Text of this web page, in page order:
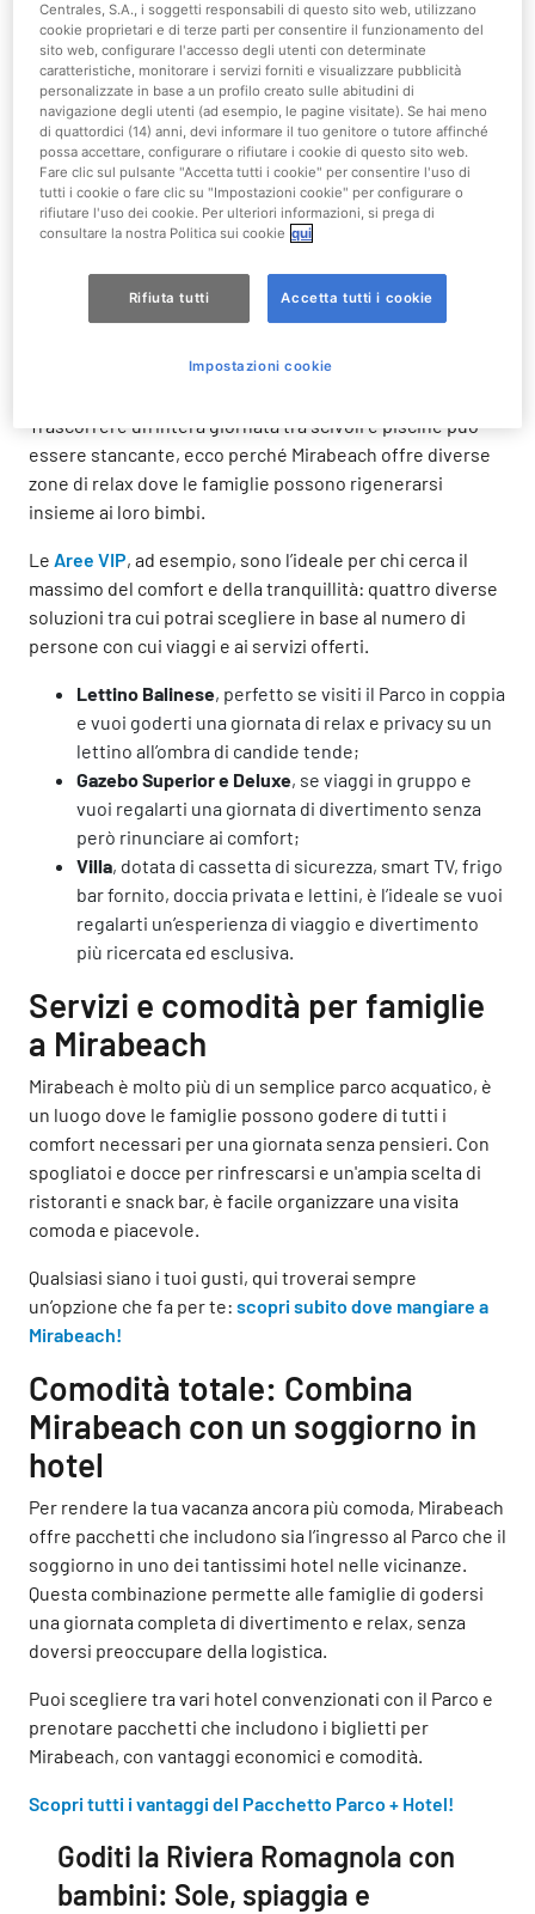
scivoli emozionanti per i più grandi, qui ogni membro della
famiglia troverà l’attività perfetta per divertirsi.
Alcune tra le attrazioni più visitate sonoRumba
percorso di squadra su gommoncini all’interno di un tubo
d’acqua. Ma ancheLos Rapidos, uno scivolo multipista
per sfidare i tuoi amici a bordo di un materassino
speciale. Se invece ti piace il brivido della velocità, prova
Salto Tropical, un doppio scivolo che parte da una
di lanciarsi in una discesa emozionante.
genitori e figli
Trascorrere un’intera giornata tra scivoli e piscine può
essere stancante, ecco perché Mirabeach offre diverse
zone di relax dove le famiglie possono rigenerarsi
insieme ai loro bimbi.
Le Aree VIP, ad esempio, sono l’ideale per chi cerca il
massimo del comfort e della tranquillità: quattro diverse
soluzioni tra cui potrai scegliere in base al numero di
persone con cui viaggi e ai servizi offerti.
Lettino Balinese, perfetto se visiti il Parco in coppia
e vuoi goderti una giornata di relax e privacy su un
lettino all’ombra di candide tende;
Gazebo Superior e Deluxe, se viaggi in gruppo e
vuoi regalarti una giornata di divertimento senza
però rinunciare ai comfort;
Villa, dotata di cassetta di sicurezza, smart TV, frigo
bar fornito, doccia privata e lettini, è l’ideale se vuoi
regalarti un’esperienza di viaggio e divertimento
più ricercata ed esclusiva.
Servizi e comodità per famiglie
a Mirabeach
Mirabeach è molto più di un semplice parco acquatico, è
un luogo dove le famiglie possono godere di tutti i
comfort necessari per una giornata senza pensieri. Con
spogliatoi e docce per rinfrescarsi e un'ampia scelta di
ristoranti e snack bar, è facile organizzare una visita
comoda e piacevole.
Qualsiasi siano i tuoi gusti, qui troverai sempre
un’opzione che fa per te: scopri subito dove mangiare a
Mirabeach!
Comodità totale: Combina
Mirabeach con un soggiorno in
hotel
Per rendere la tua vacanza ancora più comoda, Mirabeach
offre pacchetti che includono sia l’ingresso al Parco che il
soggiorno in uno dei tantissimi hotel nelle vicinanze.
Questa combinazione permette alle famiglie di godersi
una giornata completa di divertimento e relax, senza
doversi preoccupare della logistica.
Puoi scegliere tra vari hotel convenzionati con il Parco e
prenotare pacchetti che includono i biglietti per
Mirabeach, con vantaggi economici e comodità.
Scopri tutti i vantaggi del Pacchetto Parco + Hotel!
Goditi la Riviera Romagnola con
bambini: Sole, spiaggia e
Centrales, S.A., i soggetti responsabili di questo sito web, utilizzano
cookie proprietari e di terze parti per consentire il funzionamento del
sito web, configurare l'accesso degli utenti con determinate
caratteristiche, monitorare i servizi forniti e visualizzare pubblicità
personalizzate in base a un profilo creato sulle abitudini di
navigazione degli utenti (ad esempio, le pagine visitate). Se hai meno
di quattordici (14) anni, devi informare il tuo genitore o tutore affinché
possa accettare, configurare o rifiutare i cookie di questo sito web.
Fare clic sul pulsante "Accetta tutti i cookie" per consentire l'uso di
tutti i cookie o fare clic su "Impostazioni cookie" per configurare o
rifiutare l'uso dei cookie. Per ulteriori informazioni, si prega di
consultare la nostra Politica sui cookie qui
Rifiuta tutti Accetta tutti i cookie
Impostazioni cookie